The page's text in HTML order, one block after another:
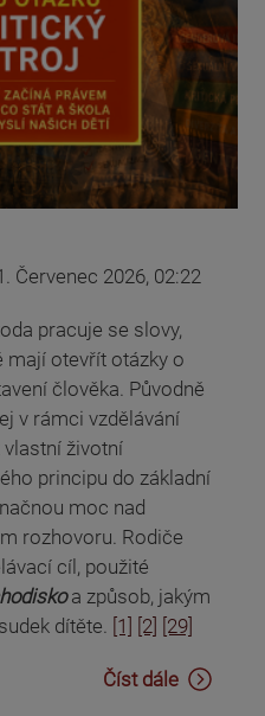
Červenec 2026, 02:22
pracuje se slovy,
mají otevřít otázky o
člověka. Původně
v rámci vzdělávání
vlastní životní
principu do základní
moc nad
rozhovoru. Rodiče
cíl, použité
a způsob, jakým
dítěte. [1] [2] [29]
Číst dále